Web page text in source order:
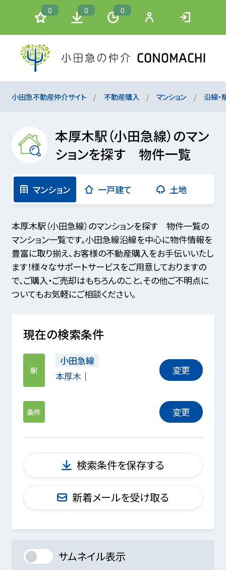
0 0 0
小田急不動産仲介サイト 不動産購入 マンション 沿線・
本厚木駅（小田急線）のマン
ションを探す 物件一覧
マンション 一戸建て 土地
本厚木駅（小田急線）のマンションを探す 物件一覧の
マンション一覧です。小田急線沿線を中心に物件情報を
豊富に取り揃え、お客様の不動産購入をお手伝いいたし
ます！様々なサポートサービスをご用意しておりますの
で、ご購入・ご売却はもちろんのこと、その他ご不明点に
ついてもお気軽にご相談ください。
現在の検索条件
駅
小田急線
本厚木
変更
条件 変更
検索条件を保存する
新着メールを受け取る
サムネイル表示